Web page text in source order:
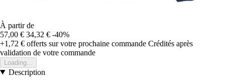
À partir de
57,00 € 34,32 € -40%
+1,72 € offerts sur votre prochaine commande Crédités après
validation de votre commande
Loading...
Description